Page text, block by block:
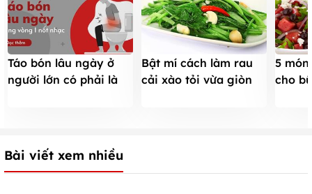
Táo bón lâu ngày ở
người lớn có phải là
Bật mí cách làm rau
cải xào tỏi vừa giòn
5
cho
Bài viết xem nhiều